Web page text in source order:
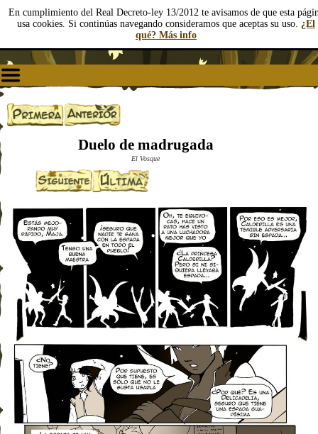
En cumplimiento del Real Decreto-ley 13/2012 te avisamos de que esta
usa cookies. Si continúas navegando consideramos que aceptas su uso. ¿El
qué? Más info
Duelo de madrugada
El Vosque